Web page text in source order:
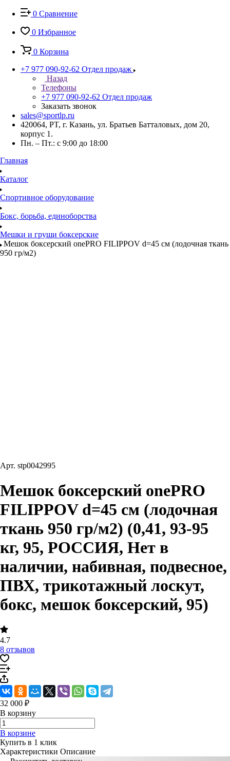
0 Сравнение
0 Избранное
0 Корзина
+7 977 090-92-62 Отдел продаж
Назад
Телефоны
+7 977 090-92-62 Отдел продаж
Заказать звонок
sales@sportlp.ru
420064, PT, г. Казань, ул. Братьев Батталовых, дом 20,
корпус 1.
Пн. – Пт.: с 9:00 до 18:00
Главная
Каталог
Спортивное оборудование
Бокс, борьба, единоборства
Мешки и груши боксерские
Мешок боксерский onePRO FILIPPOV d=45 см (лодочная ткань
950 гр/м2)
Арт. stp0042995
Мешок боксерский onePRO
FILIPPOV d=45 см (лодочная
ткань 950 гр/м2) (0,41, 93-95
кг, 95, РОССИЯ, Нет в
наличии, набивная, подвесное,
ПВХ, трикотажный лоскут,
бокс, мешок боксерский, 95)
4.7
8 отзывов
32 000 ₽
В корзину
В корзине
Купить в 1 клик
Характеристики Описание